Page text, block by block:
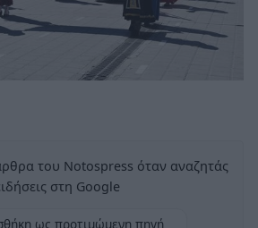
του Notospress όταν αναζητάς
στη Google
ως προτιμώμενη πηγή